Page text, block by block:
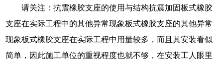
请关注：抗震橡胶支座的使用与结构抗震加固板式橡胶
支座在实际工程中的其他异常现象板式橡胶支座的其他异常
现象板式橡胶支座在实际工程中用量较多，而且其安装看似
简单，因此施工单位的重视程度也就不够，在安装工人眼里